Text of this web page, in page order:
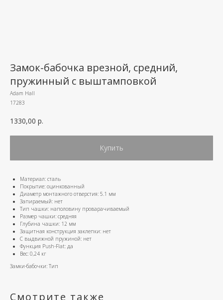
Замок-бабочка врезной, средний,
пружинный с выштамповкой
Adam Hall
17283
1330,00 р.
Купить
Материал: сталь
Покрытие: оцинкованный
Диаметр монтажного отверстия: 5.1 мм
Запираемый: нет
Тип чашки: наполовину проварачиваемый
Размер чашки: средняя
Глубина чашки: 12 мм
Защитная конструкция заклепки: нет
С выдвижной пружиной: нет
Функция Push-Flat: да
Вес: 0,24 кг
Замки-бабочки: Тип
Смотрите также